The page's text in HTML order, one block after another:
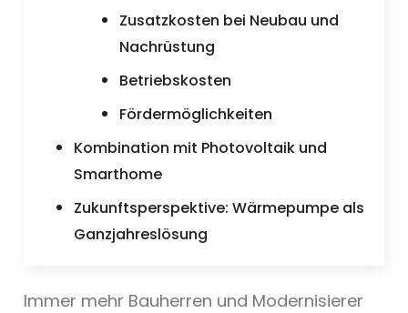
Zusatzkosten bei Neubau und
Nachrüstung
Betriebskosten
Fördermöglichkeiten
Kombination mit Photovoltaik und
Smarthome
Zukunftsperspektive: Wärmepumpe als
Ganzjahreslösung
Immer mehr Bauherren und Modernisierer